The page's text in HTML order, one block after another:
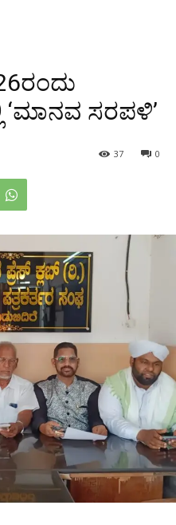
ಸರಪಳಿ’
0
37